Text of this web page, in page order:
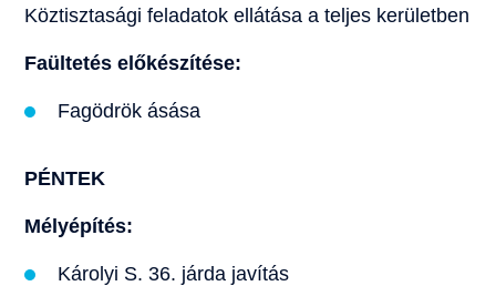
Köztisztasági feladatok ellátása a teljes kerületben
Faültetés előkészítése:
Fagödrök ásása
PÉNTEK
Mélyépítés:
Károlyi S. 36. járda javítás